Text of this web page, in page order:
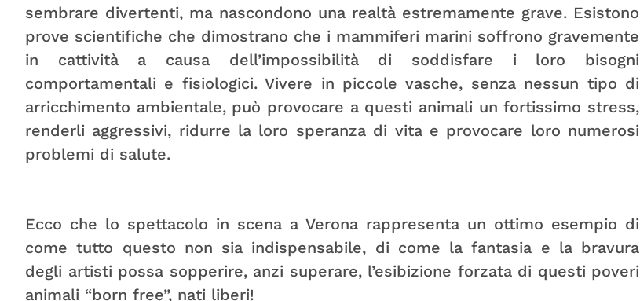
sembrare divertenti, ma nascondono una realtà estremamente grave. Esistono
prove scientifiche che dimostrano che i mammiferi marini soffrono gravemente
in cattività a causa dell’impossibilità di soddisfare i loro bisogni
comportamentali e fisiologici. Vivere in piccole vasche, senza nessun tipo di
arricchimento ambientale, può provocare a questi animali un fortissimo stress,
renderli aggressivi, ridurre la loro speranza di vita e provocare loro numerosi
problemi di salute.
Ecco che lo spettacolo in scena a Verona rappresenta un ottimo esempio di
come tutto questo non sia indispensabile, di come la fantasia e la bravura
degli artisti possa sopperire, anzi superare, l’esibizione forzata di questi poveri
animali “born free”, nati liberi!